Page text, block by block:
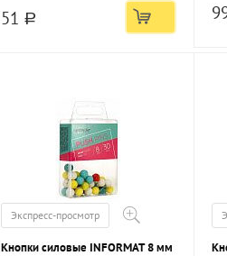
51 a
Экспресс-просмотр
Кнопки силовые INFORMAT 8 мм